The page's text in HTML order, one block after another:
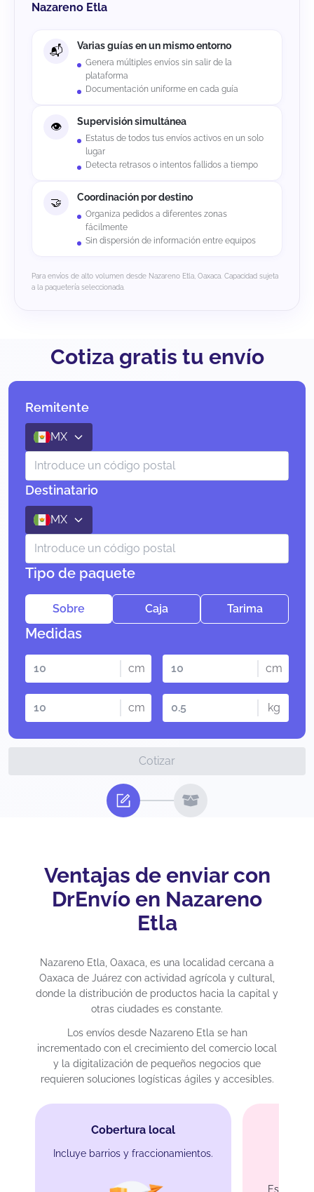
Nazareno Etla
Varias guías en un mismo entorno
Genera múltiples envíos sin salir de la
plataforma
Documentación uniforme en cada guía
Supervisión simultánea
Estatus de todos tus envíos activos en un solo
lugar
Detecta retrasos o intentos fallidos a tiempo
Coordinación por destino
Organiza pedidos a diferentes zonas
fácilmente
Sin dispersión de información entre equipos
Para envíos de alto volumen desde Nazareno Etla, Oaxaca. Capacidad sujeta
a la paquetería seleccionada.
Cotiza gratis tu envío
Remitente
MX
Destinatario
MX
Tipo de paquete
Sobre Caja Tarima
Medidas
cm cm
cm kg
Cotizar
Ventajas de enviar con
DrEnvío en Nazareno
Etla
Nazareno Etla, Oaxaca, es una localidad cercana a
Oaxaca de Juárez con actividad agrícola y cultural,
donde la distribución de productos hacia la capital y
otras ciudades es constante.
Los envíos desde Nazareno Etla se han
incrementado con el crecimiento del comercio local
y la digitalización de pequeños negocios que
requieren soluciones logísticas ágiles y accesibles.
Cobertura local
Incluye barrios y fraccionamientos.
Especial